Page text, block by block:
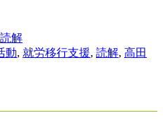
読解
動, 就労移行支援, 読解, 高田